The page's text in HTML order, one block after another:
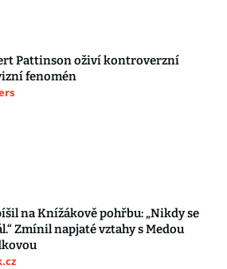
Pattinson oživí kontroverzní
fenomén
na Knížákově pohřbu: „Nikdy se
Zmínil napjaté vztahy s Medou